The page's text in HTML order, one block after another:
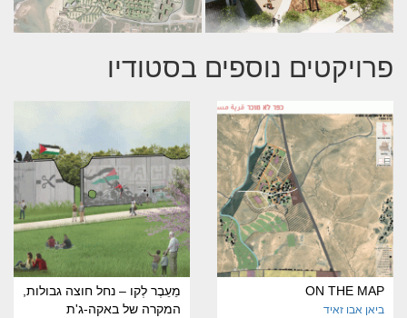
פרויקטים נוספים בסטודיו
ON THE MAP
ביאן אבו זאיד
מֵעֵבֶר לְקו – נחל חוצה גבולות,
המקרה של באקה-ג'ת